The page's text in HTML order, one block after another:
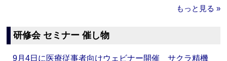
もっと見る »
研修会 セミナー 催し物
9月4日に医療従事者向けウェビナー開催 サクラ精機